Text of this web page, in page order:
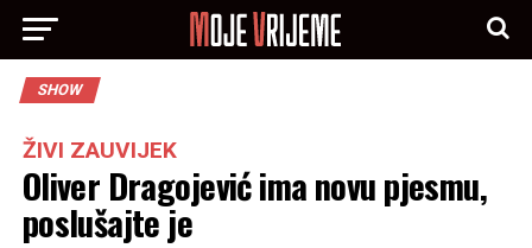
SHOW
ŽIVI ZAUVIJEK
Oliver Dragojević ima novu pjesmu,
poslušajte je